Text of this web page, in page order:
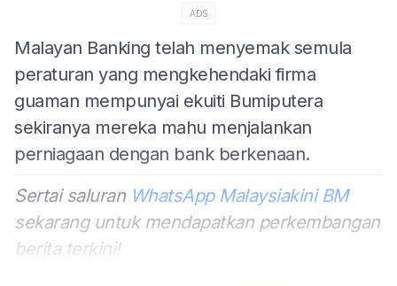
ADS
Malayan Banking telah menyemak semula
peraturan yang mengkehendaki firma
guaman mempunyai ekuiti Bumiputera
sekiranya mereka mahu menjalankan
perniagaan dengan bank berkenaan.
Sertai saluran WhatsApp Malaysiakini BM
sekarang untuk mendapatkan perkembangan
berita terkini!